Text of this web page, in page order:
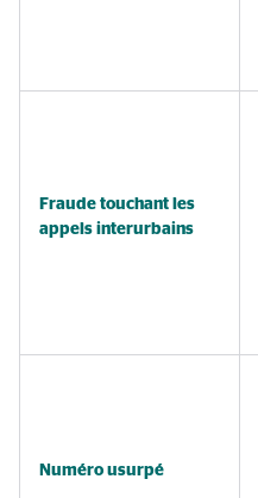
Fraude touchant les
appels interurbains
Numéro usurpé